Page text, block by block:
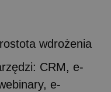
wdrożenia
CRM, e-
e-